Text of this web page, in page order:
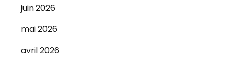
juin 2026
mai 2026
avril 2026